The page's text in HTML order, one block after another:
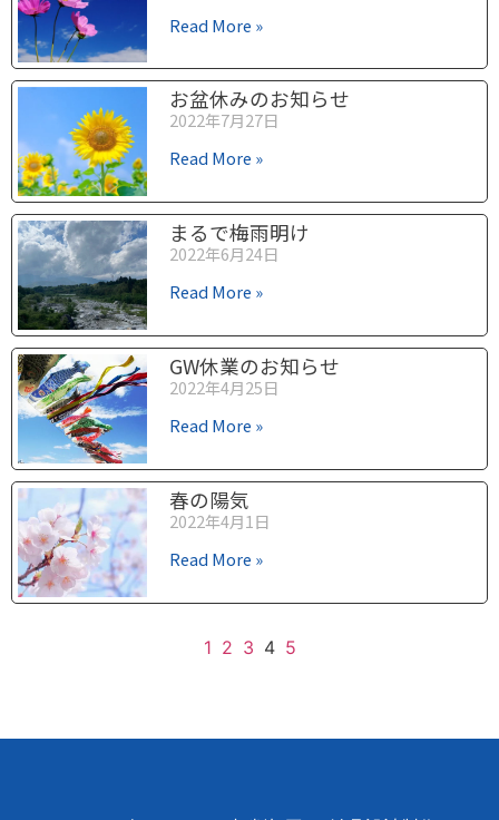
Read More »
お盆休みのお知らせ
2022年7月27日
Read More »
まるで梅雨明け
2022年6月24日
Read More »
GW休業のお知らせ
2022年4月25日
Read More »
春の陽気
2022年4月1日
Read More »
1 2 3 4 5